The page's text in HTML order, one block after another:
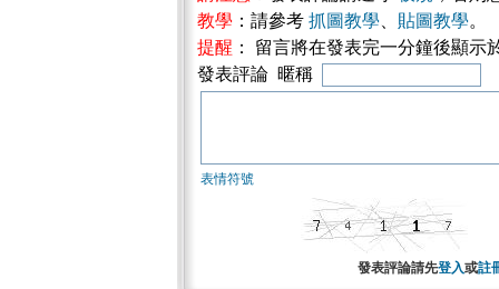
教學 ：請參考 抓圖教學 貼圖教學。
提醒 ： 留言將在發表完一分鐘後顯
發表評論 暱稱
表情符號
發表評論請先登入或註